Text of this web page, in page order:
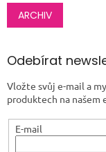
ARCHIV
Odebírat
Vložte svůj e-mail a
produktech na našem
E-mail